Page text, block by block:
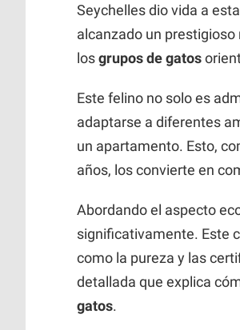
Seychelles dio vida a
alcanzado un
losgrupos de gatos
Este felino no solo es
adaptarse a diferentes
un apartamento. Esto,
años, los convierte en
Abordando el aspecto
significativamente. Este
como la pureza y las
detallada que explica
gatos.